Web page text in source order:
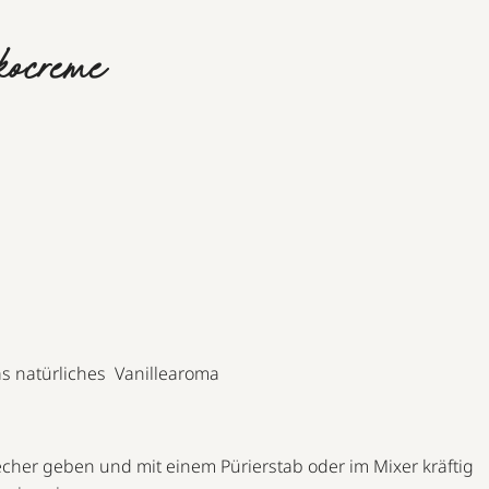
natürliches Vanillearoma
geben und mit einem Pürierstab oder im Mixer kräftig